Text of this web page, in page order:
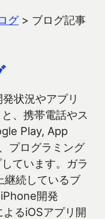
グ> ブログ記事
状況やアプリ
、携帯電話やス
Play, App
プログラミング
ています。ガラ
継続しているブ
開発
るiOSアプリ開